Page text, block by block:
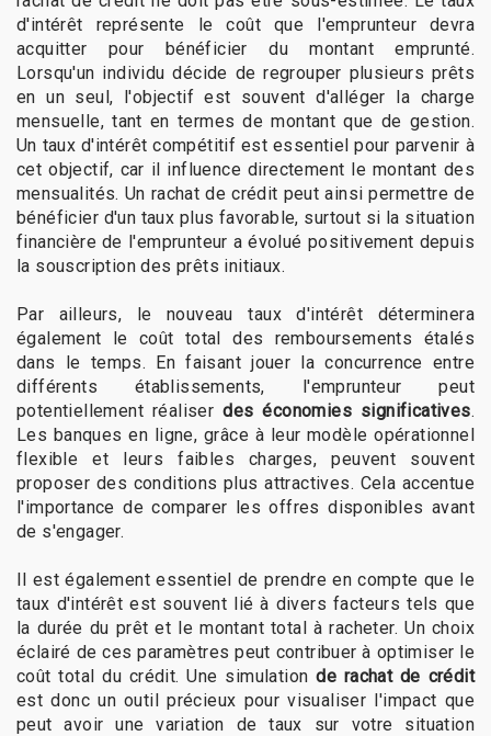
d'intérêt représente le coût que l'emprunteur devra
acquitter pour bénéficier du montant emprunté.
Lorsqu'un individu décide de regrouper plusieurs prêts
en un seul, l'objectif est souvent d'alléger la charge
mensuelle, tant en termes de montant que de gestion.
Un taux d'intérêt compétitif est essentiel pour parvenir à
cet objectif, car il influence directement le montant des
mensualités. Un rachat de crédit peut ainsi permettre de
bénéficier d'un taux plus favorable, surtout si la situation
financière de l'emprunteur a évolué positivement depuis
la souscription des prêts initiaux.
Par ailleurs, le nouveau taux d'intérêt déterminera
également le coût total des remboursements étalés
dans le temps. En faisant jouer la concurrence entre
différents établissements, l'emprunteur peut
potentiellement réaliserdes économies significatives.
Les banques en ligne, grâce à leur modèle opérationnel
flexible et leurs faibles charges, peuvent souvent
proposer des conditions plus attractives. Cela accentue
l'importance de comparer les offres disponibles avant
de s'engager.
Il est également essentiel de prendre en compte que le
taux d'intérêt est souvent lié à divers facteurs tels que
la durée du prêt et le montant total à racheter. Un choix
éclairé de ces paramètres peut contribuer à optimiser le
coût total du crédit. Une simulationde rachat de crédit
est donc un outil précieux pour visualiser l'impact que
peut avoir une variation de taux sur votre situation